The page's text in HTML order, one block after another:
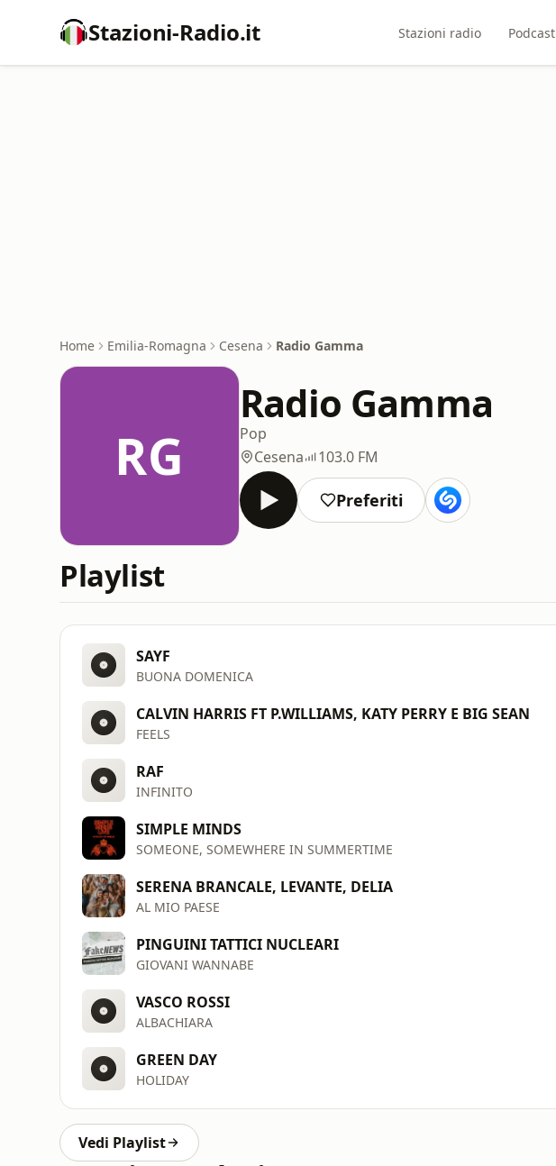
Stazioni-Radio.it Stazioni radio Podcast
Home Emilia-Romagna Cesena Radio Gamma
RG
Radio Gamma
Pop
Cesena
103.0 FM
Preferiti
Playlist
SAYF
BUONA DOMENICA
CALVIN HARRIS FT P.WILLIAMS, KATY PERRY E BIG SEAN
FEELS
RAF
INFINITO
SIMPLE MINDS
SOMEONE, SOMEWHERE IN SUMMERTIME
SERENA BRANCALE, LEVANTE, DELIA
AL MIO PAESE
PINGUINI TATTICI NUCLEARI
GIOVANI WANNABE
VASCO ROSSI
ALBACHIARA
GREEN DAY
HOLIDAY
Vedi Playlist